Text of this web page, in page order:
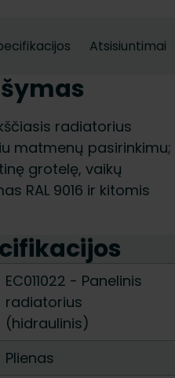
Atsisiuntimai
radiatorius
matmenų pasirinkimu;
grotelę, vaikų
RAL 9016 ir kitomis
EC011022 - Panelinis
radiatorius
(hidraulinis)
Plienas